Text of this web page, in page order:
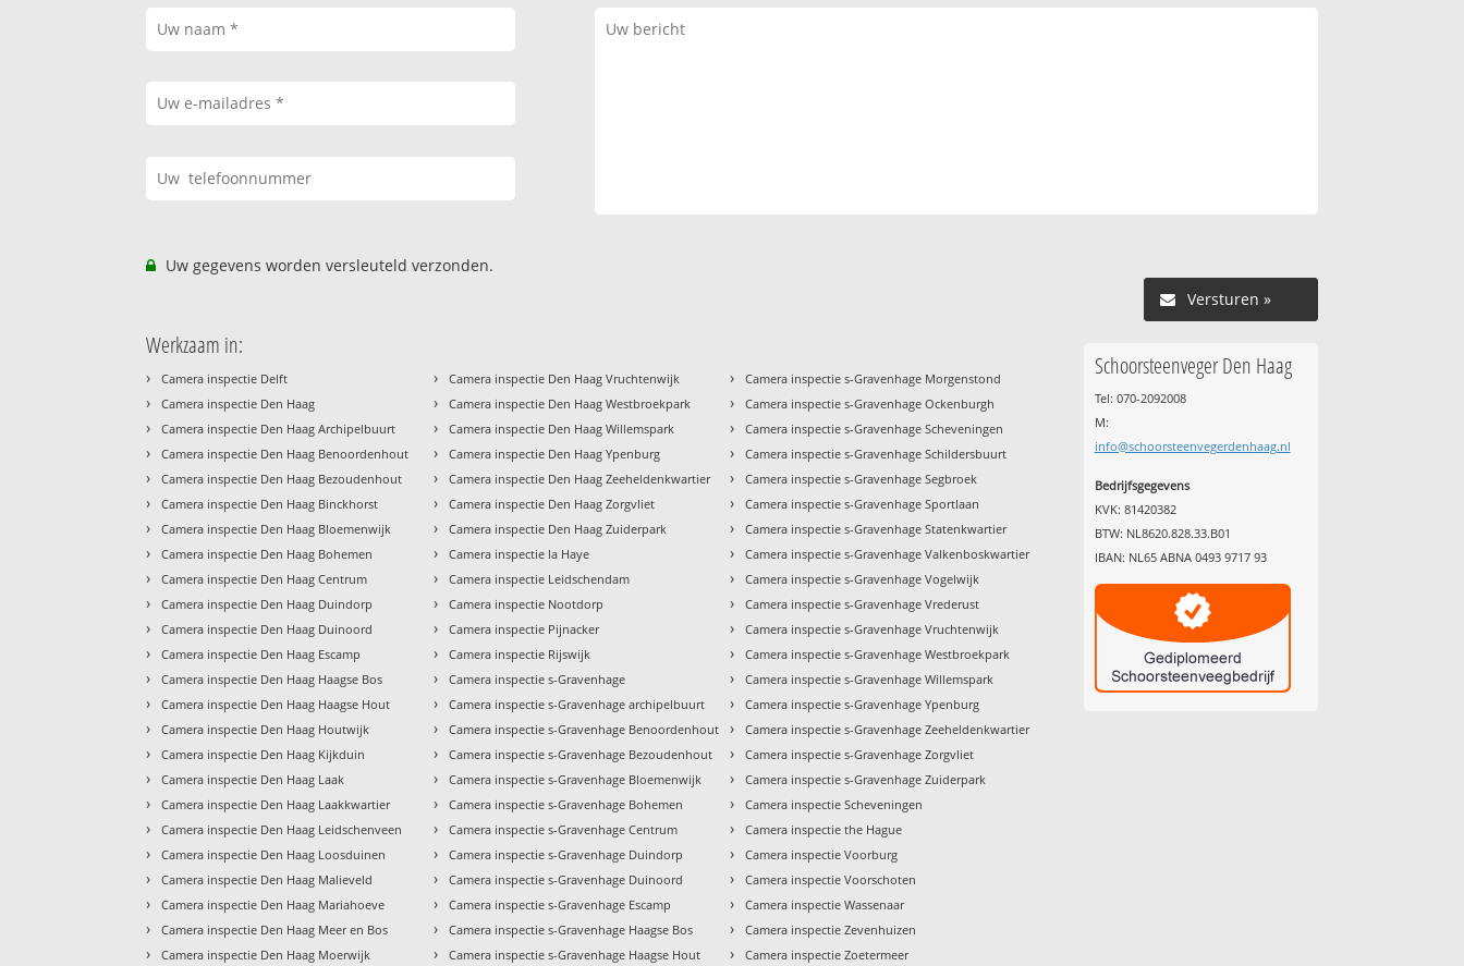
Uw gegevens worden versleuteld verzonden.
Versturen »
Werkzaam in:
› Camera inspectie Delft
› Camera inspectie Den Haag
› Camera inspectie Den Haag Archipelbuurt
› Camera inspectie Den Haag Benoordenhout
› Camera inspectie Den Haag Bezoudenhout
› Camera inspectie Den Haag Binckhorst
› Camera inspectie Den Haag Bloemenwijk
› Camera inspectie Den Haag Bohemen
› Camera inspectie Den Haag Centrum
› Camera inspectie Den Haag Duindorp
› Camera inspectie Den Haag Duinoord
› Camera inspectie Den Haag Escamp
› Camera inspectie Den Haag Haagse Bos
› Camera inspectie Den Haag Haagse Hout
› Camera inspectie Den Haag Houtwijk
› Camera inspectie Den Haag Kijkduin
› Camera inspectie Den Haag Laak
› Camera inspectie Den Haag Laakkwartier
› Camera inspectie Den Haag Leidschenveen
› Camera inspectie Den Haag Loosduinen
› Camera inspectie Den Haag Malieveld
› Camera inspectie Den Haag Mariahoeve
› Camera inspectie Den Haag Meer en Bos
› Camera inspectie Den Haag Moerwijk
› Camera inspectie Den Haag Vruchtenwijk
› Camera inspectie Den Haag Westbroekpark
› Camera inspectie Den Haag Willemspark
› Camera inspectie Den Haag Ypenburg
› Camera inspectie Den Haag Zeeheldenkwartier
› Camera inspectie Den Haag Zorgvliet
› Camera inspectie Den Haag Zuiderpark
› Camera inspectie la Haye
› Camera inspectie Leidschendam
› Camera inspectie Nootdorp
› Camera inspectie Pijnacker
› Camera inspectie Rijswijk
› Camera inspectie s-Gravenhage
› Camera inspectie s-Gravenhage archipelbuurt
› Camera inspectie s-Gravenhage Benoordenhout
› Camera inspectie s-Gravenhage Bezoudenhout
› Camera inspectie s-Gravenhage Bloemenwijk
› Camera inspectie s-Gravenhage Bohemen
› Camera inspectie s-Gravenhage Centrum
› Camera inspectie s-Gravenhage Duindorp
› Camera inspectie s-Gravenhage Duinoord
› Camera inspectie s-Gravenhage Escamp
› Camera inspectie s-Gravenhage Haagse Bos
› Camera inspectie s-Gravenhage Haagse Hout
› Camera inspectie s-Gravenhage Morgenstond
› Camera inspectie s-Gravenhage Ockenburgh
› Camera inspectie s-Gravenhage Scheveningen
› Camera inspectie s-Gravenhage Schildersbuurt
› Camera inspectie s-Gravenhage Segbroek
› Camera inspectie s-Gravenhage Sportlaan
› Camera inspectie s-Gravenhage Statenkwartier
› Camera inspectie s-Gravenhage Valkenboskwartier
› Camera inspectie s-Gravenhage Vogelwijk
› Camera inspectie s-Gravenhage Vrederust
› Camera inspectie s-Gravenhage Vruchtenwijk
› Camera inspectie s-Gravenhage Westbroekpark
› Camera inspectie s-Gravenhage Willemspark
› Camera inspectie s-Gravenhage Ypenburg
› Camera inspectie s-Gravenhage Zeeheldenkwartier
› Camera inspectie s-Gravenhage Zorgvliet
› Camera inspectie s-Gravenhage Zuiderpark
› Camera inspectie Scheveningen
› Camera inspectie the Hague
› Camera inspectie Voorburg
› Camera inspectie Voorschoten
› Camera inspectie Wassenaar
› Camera inspectie Zevenhuizen
› Camera inspectie Zoetermeer
Schoorsteenveger Den Haag
Tel: 070-2092008
M:
info@schoorsteenvegerdenhaag.nl
Bedrijfsgegevens
KVK: 81420382
BTW: NL8620.828.33.B01
IBAN: NL65 ABNA 0493 9717 93